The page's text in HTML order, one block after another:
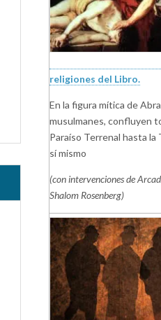
religiones del Libro.
En la figura mítica de
musulmanes, confluyen
Paraíso Terrenal hasta la
sí mismo
(con intervenciones de
Shalom Rosenberg)